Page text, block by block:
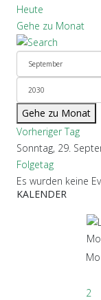
Heute
Gehe zu Monat
Gehe zu Monat
Vorheriger Tag
Sonntag, 29.
Folgetag
Es wurden keine
KALENDER
Mo
2